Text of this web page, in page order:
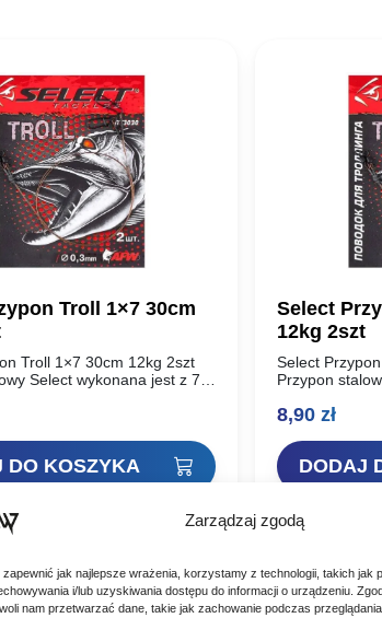
Zarządzaj zgodą
zapewnić jak najlepsze wrażenia, korzystamy z technologii, takich jak
i/lub uzyskiwania dostępu do informacji o urządzeniu.
nam przetwarzać dane, takie jak zachowanie podczas
Troll 1×7 30cm
Troll 1×7 30cm 12kg 2szt
Select wykonana jest z 7
wyprodukowanej przez
DO KOSZYKA
Select
12kg 2szt
Select
Przypon
Steel Leader
8,90zł
DODAJ